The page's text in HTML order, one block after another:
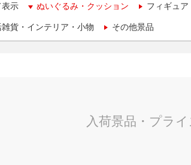
表示 ぬいぐるみ・クッション フィギュア
貨・インテリア・小物 その他景品